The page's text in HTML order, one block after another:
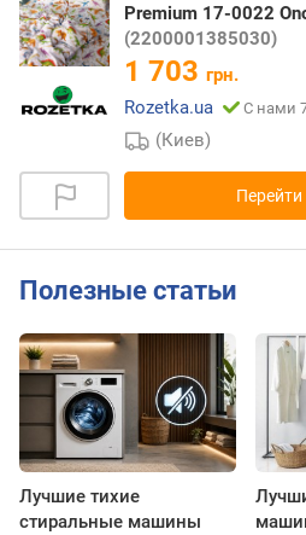
Premium 17-0022
(2200001385030)
1 703 грн.
Rozetka.ua
С нами
(Киев)
Перейти
Полезные статьи
Лучшие тихие
стиральные машины